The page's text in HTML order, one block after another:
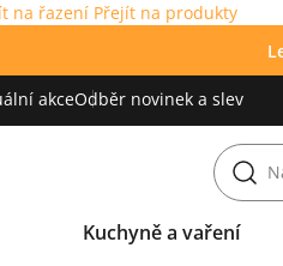
na řazení Přejít na produkty
akceOdběr novinek a slev
Kuchyně a vaření